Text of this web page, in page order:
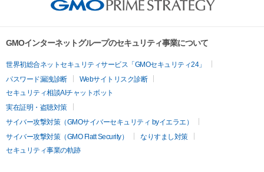
GMOインターネットグループのセキュリティ事業について
世界初総合ネットセキュリティサービス「GMOセキュリティ24」
パスワード漏洩診断
Webサイトリスク診断
セキュリティ相談AIチャットボット
実在証明・盗聴対策
サイバー攻撃対策（GMOサイバーセキュリティ byイエラエ）
サイバー攻撃対策（GMO Flatt Security）
なりすまし対策
セキュリティ事業の軌跡